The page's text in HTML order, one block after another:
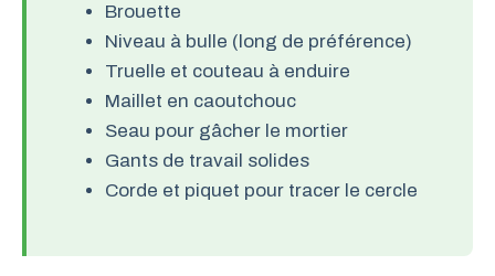
Brouette
Niveau à bulle (long de préférence)
Truelle et couteau à enduire
Maillet en caoutchouc
Seau pour gâcher le mortier
Gants de travail solides
Corde et piquet pour tracer le cercle